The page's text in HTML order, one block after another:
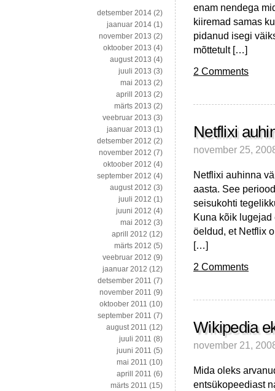
enam nendega
kiiremad samas
pidanud isegi
mõttetult […]
2 Comments
Netflixi
november 25,
Netflixi auhinna
aasta. See
seisukohti
Kuna kõik
öeldud, et Netflix
[…]
2 Comments
Wikipedia
november 21,
Mida oleks
entsükopeediast
detsember 2014 (2)
jaanuar 2014 (1)
november 2013 (2)
oktoober 2013 (4)
august 2013 (4)
juuli 2013 (3)
mai 2013 (2)
aprill 2013 (2)
märts 2013 (2)
veebruar 2013 (3)
jaanuar 2013 (1)
detsember 2012 (2)
november 2012 (7)
oktoober 2012 (4)
september 2012 (4)
august 2012 (3)
juuli 2012 (1)
juuni 2012 (4)
mai 2012 (3)
aprill 2012 (12)
märts 2012 (5)
veebruar 2012 (9)
jaanuar 2012 (12)
detsember 2011 (7)
november 2011 (9)
oktoober 2011 (10)
september 2011 (7)
august 2011 (12)
juuli 2011 (8)
juuni 2011 (5)
mai 2011 (10)
aprill 2011 (6)
märts 2011 (15)